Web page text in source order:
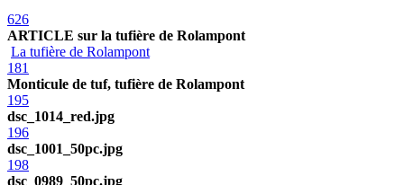
626
ARTICLE sur la tufière de Rolampont
La tufière de Rolampont
181
Monticule de tuf, tufière de Rolampont
195
dsc_1014_red.jpg
196
dsc_1001_50pc.jpg
198
dsc_0989_50pc.jpg